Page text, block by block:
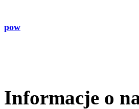
pow
Informacje o